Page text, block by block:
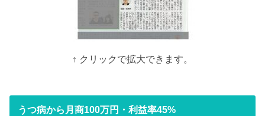
↑ クリックで拡大できます。
うつ病から月商100万円・利益率45%